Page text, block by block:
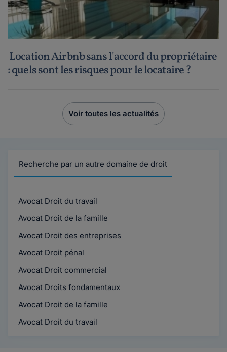
Location Airbnb sans l'accord du propriétaire
: quels sont les risques pour le locataire ?
Voir toutes les actualités
Recherche par un autre domaine de droit
Avocat Droit du travail
Avocat Droit de la famille
Avocat Droit des entreprises
Avocat Droit pénal
Avocat Droit commercial
Avocat Droits fondamentaux
Avocat Droit de la famille
Avocat Droit du travail